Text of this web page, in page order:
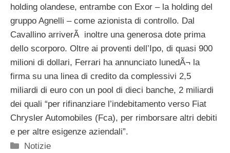
holding olandese, entrambe con Exor – la holding del
gruppo Agnelli – come azionista di controllo. Dal
Cavallino arriverÃ inoltre una generosa dote prima
dello scorporo. Oltre ai proventi dell’Ipo, di quasi 900
milioni di dollari, Ferrari ha annunciato lunedÃ¬ la
firma su una linea di credito da complessivi 2,5
miliardi di euro con un pool di dieci banche, 2 miliardi
dei quali “per rifinanziare l’indebitamento verso Fiat
Chrysler Automobiles (Fca), per rimborsare altri debiti
e per altre esigenze aziendali”.
Categorie
Notizie